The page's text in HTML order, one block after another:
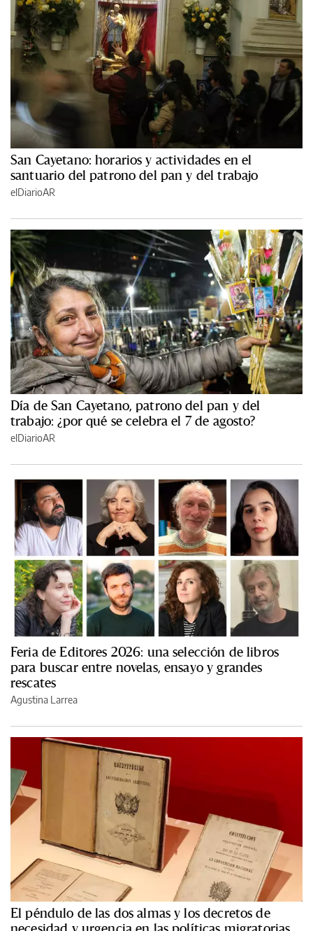
San Cayetano: horarios y actividades en el
santuario del patrono del pan y del trabajo
elDiarioAR
Día de San Cayetano, patrono del pan y del
trabajo: ¿por qué se celebra el 7 de agosto?
elDiarioAR
Feria de Editores 2026: una selección de libros
para buscar entre novelas, ensayo y grandes
rescates
Agustina Larrea
El péndulo de las dos almas y los decretos de